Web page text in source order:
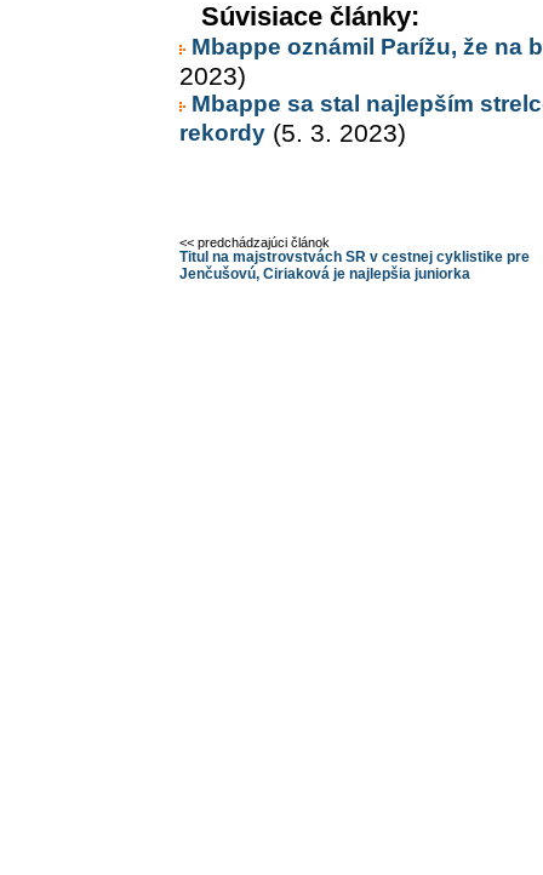
Súvisiace články:
Mbappe oznámil Parížu, že na
2023)
Mbappe sa stal najlepším
rekordy (5. 3. 2023)
<< predchádzajúci článok
Titul na majstrovstvách SR v cestnej cyklistike pre
Jenčušovú, Ciriaková je najlepšia juniorka